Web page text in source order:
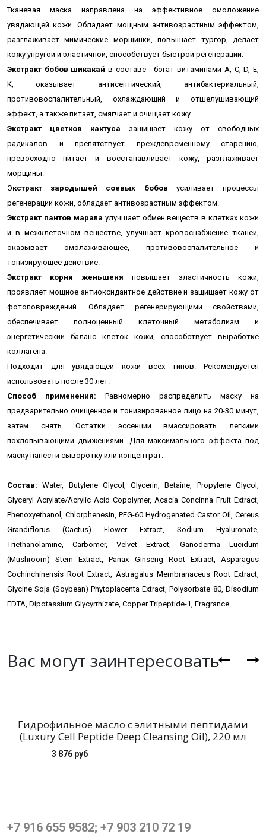
Тканевая маска направлена на эффективное омоложение
увядающей кожи. Обладает мощным антивозрастным эффектом,
разглаживает мимические морщинки, повышает тургор, делает
кожу упругой и эластичной, способствует быстрой регенерации.
Экстракт бобов шикакай в составе - богат витаминами A, C, D, E,
K, оказывает антисептический, антибактериальный,
противовоспалительный, охлаждающий и отшелушивающий
эффект, а также питает, смягчает и очищает кожу.
Экстракт цветков кактуса защищает кожу от свободных
радикалов и препятствует преждевременному старению,
превосходно питает и восстанавливает кожу, разглаживает
морщины.
Экстракт зародышей соевых бобов усиливает процессы
регенерации кожи, обладает антивозрастным эффектом.
Экстракт пантов марала улучшает обмен веществ в клетках кожи
и в межклеточном веществе, улучшает кровоснабжение тканей,
оказывает омолаживающее, противовоспалительное и
тонизирующее действие.
Экстракт корня женьшеня повышает эластичность кожи,
проявляет мощное антиоксидантное действие и защищает кожу от
фотоповреждений. Обладает регенерирующими свойствами,
обеспечивает полноценный клеточный метаболизм и
энергетический баланс клеток кожи, способствует выработке
коллагена.
Подходит для увядающей кожи всех типов. Рекомендуется
использовать после 30 лет.
Способ применения: Равномерно распределить маску на
предварительно очищенное и тонизированное лицо на 20-30 минут,
затем снять. Остатки эссенции вмассировать легкими
похлопывающими движениями. Для максимального эффекта под
маску нанести сыворотку или концентрат.
Состав:Water, Butylene Glycol, Glycerin, Betaine, Propylene Glycol,
Glyceryl Acrylate/Acrylic Acid Copolymer, Acacia Concinna Fruit Extract,
Phenoxyethanol, Chlorphenesin, PEG-60 Hydrogenated Castor Oil, Cereus
Grandiflorus (Cactus) Flower Extract, Sodium Hyaluronate,
Triethanolamine, Carbomer, Velvet Extract, Ganoderma Lucidum
(Mushroom) Stem Extract, Panax Ginseng Root Extract, Asparagus
Cochinchinensis Root Extract, Astragalus Membranaceus Root Extract,
Glycine Soja (Soybean) Phytoplacenta Extract, Polysorbate 80, Disodium
EDTA, Dipotassium Glycyrrhizate, Copper Tripeptide-1, Fragrance.
Вас могут заинтересовать
Гидрофильное масло с элитными пептидами
(Luxury Cell Peptide Deep Cleansing Oil), 220 мл
3 876 руб
+7 916 655 9582; +7 903 210 72 19